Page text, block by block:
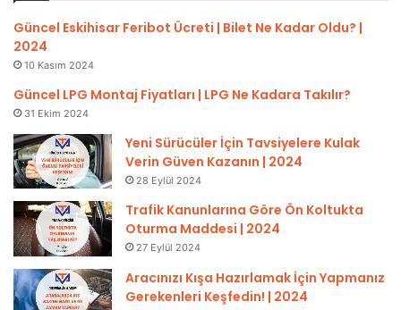
Güncel Eskihisar Feribot Ücreti | Bilet Ne Kadar Oldu? |
2024
10 Kasım 2024
Güncel LPG Montaj Fiyatları | LPG Ne Kadara Takılır?
31 Ekim 2024
Yeni Sürücüler İçin Tavsiyelere Kulak
Verin Güven Kazanın | 2024
28 Eylül 2024
Trafik Kanunlarına Göre Ön Koltukta
Oturma Maddesi | 2024
27 Eylül 2024
Aracınızı Kışa Hazırlamak İçin Yapmanız
Gerekenleri Keşfedin! | 2024